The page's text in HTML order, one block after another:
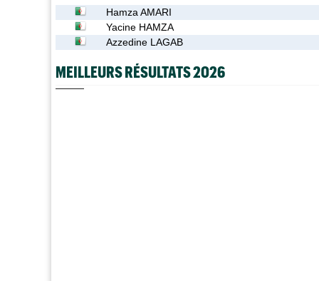
Hamza AMARI
Yacine HAMZA
Azzedine LAGAB
MEILLEURS RÉSULTATS 2026